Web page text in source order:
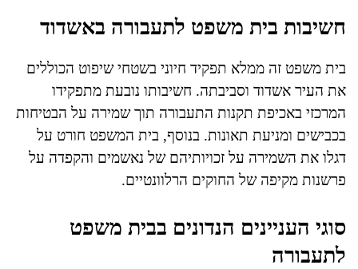
חשיבות בית משפט לתעבורה באשדוד
בית משפט זה ממלא תפקיד חיוני בשטחי שיפוט הכוללים
את העיר אשדוד וסביבתה. חשיבותו נובעת מתפקידו
המרכזי באכיפת תקנות התעבורה תוך שמירה על הבטיחות
בכבישים ומניעת תאונות. בנוסף, בית המשפט חורט על
דגלו את השמירה על זכויותיהם של נאשמים והקפדה על
פרשנות מקיפה של החוקים הרלוונטיים.
סוגי העניינים הנדונים בבית משפט
לתעבורה